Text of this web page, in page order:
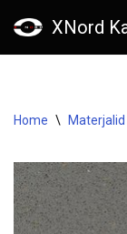
XNord
Home \ Materjalid